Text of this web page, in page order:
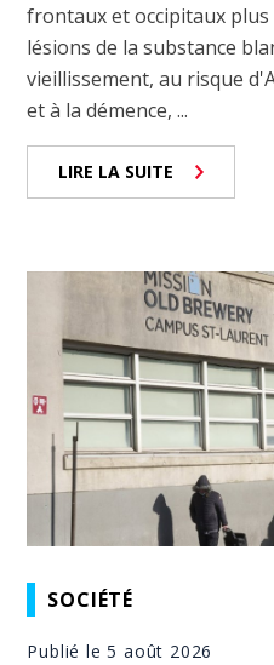
frontaux et occipitaux plus
lésions de la substance
vieillissement, au risque
et à la démence, ...
LIRE LA SUITE
SOCIÉTÉ
Publié le 5 août 2026